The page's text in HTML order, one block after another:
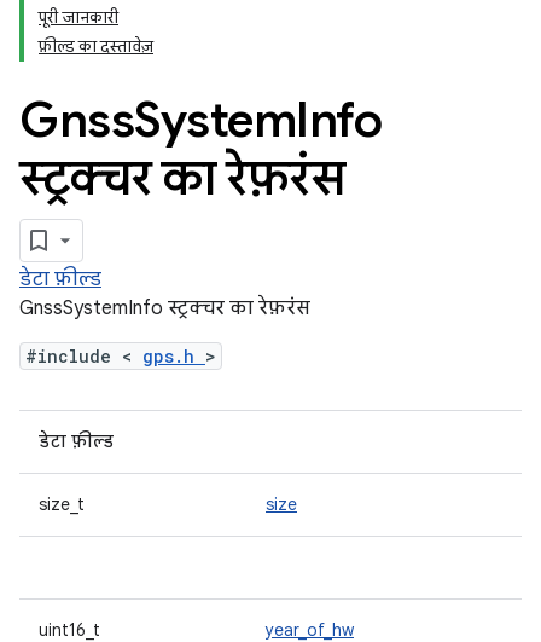
पूरी जानकारी
फ़ील्ड का दस्तावेज़
GnssSystemInfo
स्ट्रक्चर का रेफ़रंस
डेटा फ़ील्ड
GnssSystemInfo स्ट्रक्चर का रेफ़रंस
#include < gps.h >
डेटा फ़ील्ड
size_t size
uint16_t year_of_hw